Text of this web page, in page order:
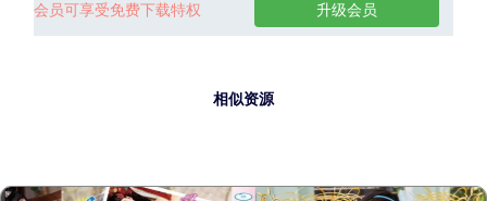
会员可享受免费下载特权 升级会员
相似资源